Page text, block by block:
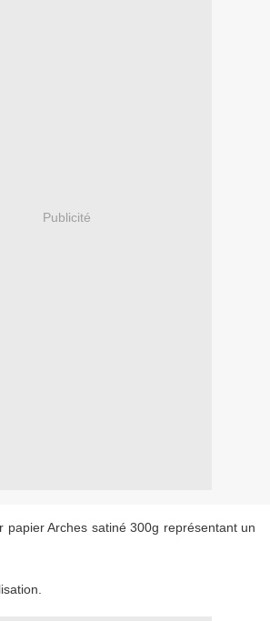
Publicité
papier Arches satiné 300g représentant un